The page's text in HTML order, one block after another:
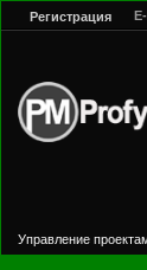
Регистрация
Управление